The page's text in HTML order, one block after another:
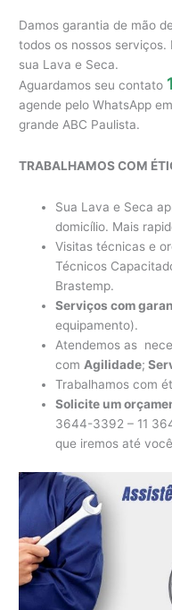
Damos garantia de mão
todos os nossos
sua Lava e Seca.
Aguardamos seu contato
agende pelo WhatsApp
grande ABC Paulista.
TRABALHAMOS COM
Sua Lava e Seca
domicílio. Mais
Visitas técnicas e
Técnicos
Brastemp.
Serviços com
equipamento).
Atendemos as
comAgilidade;
Trabalhamos com
Solicite um
3644-3392 – 11
que iremos até